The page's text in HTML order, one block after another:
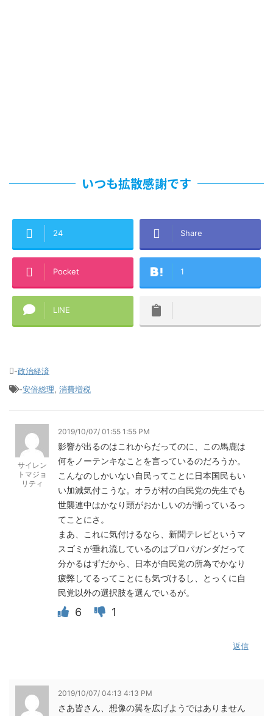
いつも拡散感謝です
24 Share
Pocket 1
LINE
-政治経済
-安倍総理, 消費増税
サイレン
トマジョ
リティ
2019/10/07/ 01:55 1:55 PM
影響が出るのはこれからだってのに、この馬鹿は
何をノーテンキなことを言っているのだろうか。
こんなのしかいない自民ってことに日本国民もい
い加減気付こうな。オラが村の自民党の先生でも
世襲連中はかなり頭がおかしいのが揃っているっ
てことにさ。
まあ、これに気付けるなら、新聞テレビというマ
スゴミが垂れ流しているのはプロパガンダだって
分かるはずだから、日本が自民党の所為でかなり
疲弊してるってことにも気づけるし、とっくに自
民党以外の選択肢を選んでいるが。
6 1
返信
2019/10/07/ 04:13 4:13 PM
さあ皆さん、想像の翼を広げようではありません